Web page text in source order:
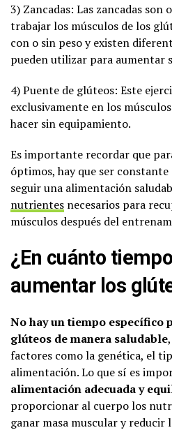
3) Zancadas: Las zancadas
trabajar los músculos de los
con o sin peso y existen
pueden utilizar para aumentar
4) Puente de glúteos: Este
exclusivamente en los
hacer sin equipamiento.
Es importante recordar que
óptimos, hay que ser
seguir una alimentación
nutrientes necesarios para
músculos después del
¿En cuánto
aumentar los
No hay un tiempo específico
glúteos de manera saludable
factores como la genética, el
alimentación. Lo que sí es
alimentación adecuada y
proporcionar al cuerpo los
ganar masa muscular y reducir